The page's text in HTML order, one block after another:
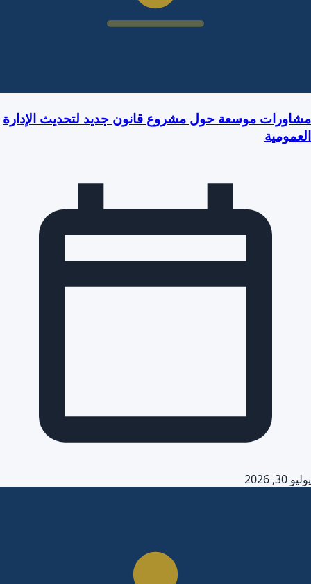
مشاورات موسعة حول مشروع قانون جديد لتحديث الإدارة
العمومية
يوليو 30, 2026